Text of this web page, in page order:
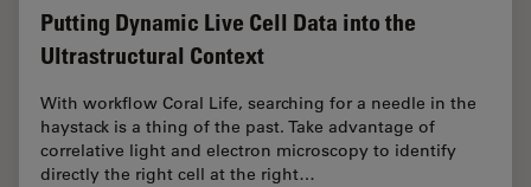
Putting Dynamic Live Cell Data into the
Ultrastructural Context
With workflow Coral Life, searching for a needle in the
haystack is a thing of the past. Take advantage of
correlative light and electron microscopy to identify
directly the right cell at the right…